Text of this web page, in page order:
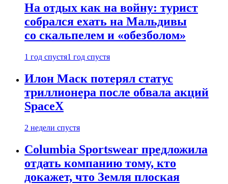
На отдых как на войну: турист
собрался ехать на Мальдивы
со скальпелем и «обезболом»
1 год спустя1 год спустя
Илон Маск потерял статус
триллионера после обвала акций
SpaceX
2 недели спустя
Columbia Sportswear предложила
отдать компанию тому, кто
докажет, что Земля плоская